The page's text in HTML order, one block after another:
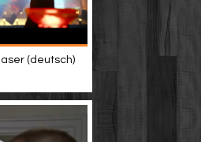
(deutsch)